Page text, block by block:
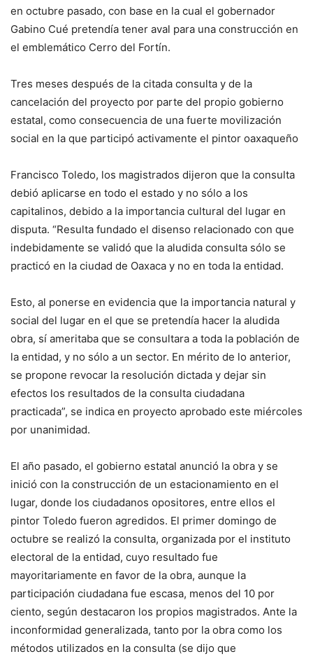
en octubre pasado, con base en la cual el gobernador
Gabino Cué pretendía tener aval para una construcción en
el emblemático Cerro del Fortín.
Tres meses después de la citada consulta y de la
cancelación del proyecto por parte del propio gobierno
estatal, como consecuencia de una fuerte movilización
social en la que participó activamente el pintor oaxaqueño
Francisco Toledo, los magistrados dijeron que la consulta
debió aplicarse en todo el estado y no sólo a los
capitalinos, debido a la importancia cultural del lugar en
disputa. “Resulta fundado el disenso relacionado con que
indebidamente se validó que la aludida consulta sólo se
practicó en la ciudad de Oaxaca y no en toda la entidad.
Esto, al ponerse en evidencia que la importancia natural y
social del lugar en el que se pretendía hacer la aludida
obra, sí ameritaba que se consultara a toda la población de
la entidad, y no sólo a un sector. En mérito de lo anterior,
se propone revocar la resolución dictada y dejar sin
efectos los resultados de la consulta ciudadana
practicada”, se indica en proyecto aprobado este miércoles
por unanimidad.
El año pasado, el gobierno estatal anunció la obra y se
inició con la construcción de un estacionamiento en el
lugar, donde los ciudadanos opositores, entre ellos el
pintor Toledo fueron agredidos. El primer domingo de
octubre se realizó la consulta, organizada por el instituto
electoral de la entidad, cuyo resultado fue
mayoritariamente en favor de la obra, aunque la
participación ciudadana fue escasa, menos del 10 por
ciento, según destacaron los propios magistrados. Ante la
inconformidad generalizada, tanto por la obra como los
métodos utilizados en la consulta (se dijo que